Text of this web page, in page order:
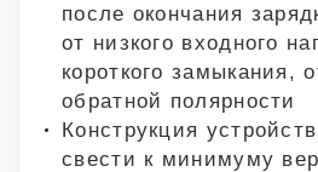
после окончания
от низкого входного
короткого замыкания,
обратной полярности
Конструкция
свести к минимуму